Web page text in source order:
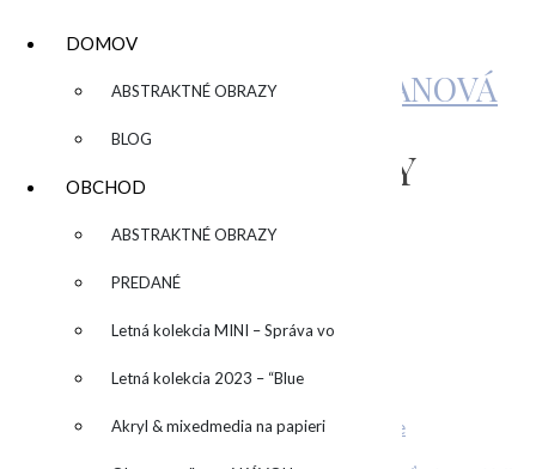
DOMOV
▼ ABSTRAKTNÉ OBRAZY
BLOG
OBCHOD
▼ ABSTRAKTNÉ OBRAZY
PREDANÉ
Letná kolekcia MINI – Správa vo
fľaši
Letná kolekcia 2023 – “Blue
SUN” – “Modré slnko”
Akryl & mixedmedia na papieri
KATARÍNA SUJOVÁ KALMANOVÁ
COPY OF ZAKLADNY
KURZ (4)
byadmin Leave a Comment
Related Posts
Stiahni si wallpaper alebo desktop pozadie